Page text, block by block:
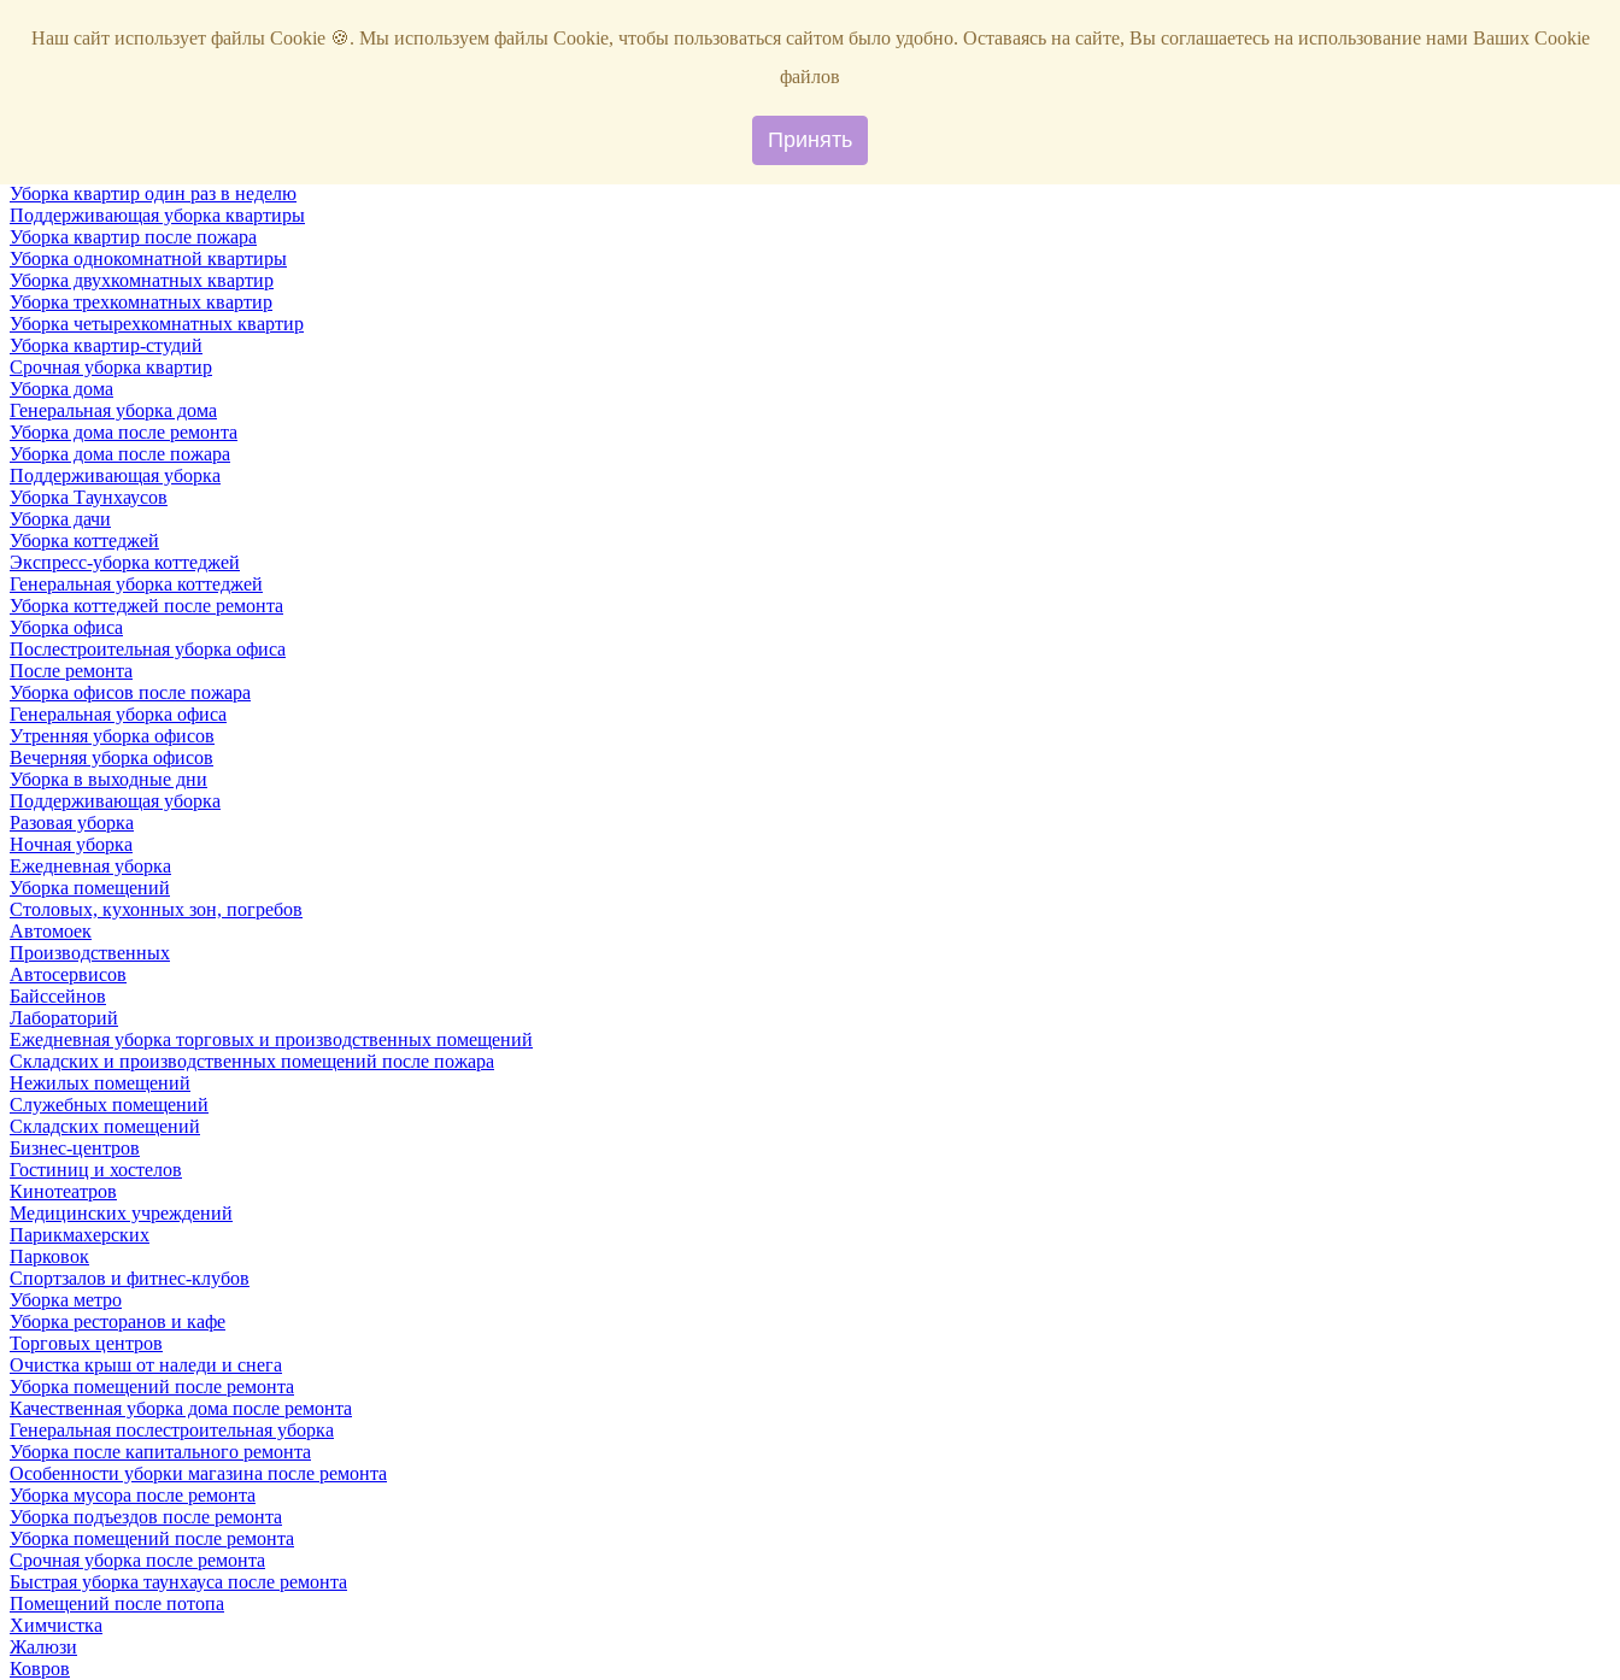
Уборка
Уборка квартир один раз в неделю
Поддерживающая уборка квартиры
Уборка квартир после пожара
Уборка однокомнатной квартиры
Уборка двухкомнатных квартир
Уборка трехкомнатных квартир
Уборка четырехкомнатных квартир
Уборка квартир-студий
Срочная уборка квартир
Уборка дома
Генеральная уборка дома
Уборка дома после ремонта
Уборка дома после пожара
Поддерживающая уборка
Уборка Таунхаусов
Уборка дачи
Уборка коттеджей
Экспресс-уборка коттеджей
Генеральная уборка коттеджей
Уборка коттеджей после ремонта
Уборка офиса
Послестроительная уборка офиса
После ремонта
Уборка офисов после пожара
Генеральная уборка офиса
Утренняя уборка офисов
Вечерняя уборка офисов
Уборка в выходные дни
Поддерживающая уборка
Разовая уборка
Ночная уборка
Ежедневная уборка
Уборка помещений
Столовых, кухонных зон, погребов
Автомоек
Производственных
Автосервисов
Байссейнов
Лабораторий
Ежедневная уборка торговых и производственных помещений
Складских и производственных помещений после пожара
Нежилых помещений
Служебных помещений
Складских помещений
Бизнес-центров
Гостиниц и хостелов
Кинотеатров
Медицинских учреждений
Парикмахерских
Парковок
Спортзалов и фитнес-клубов
Уборка метро
Уборка ресторанов и кафе
Торговых центров
Очистка крыш от наледи и снега
Уборка помещений после ремонта
Качественная уборка дома после ремонта
Генеральная послестроительная уборка
Уборка после капитального ремонта
Особенности уборки магазина после ремонта
Уборка мусора после ремонта
Уборка подъездов после ремонта
Уборка помещений после ремонта
Срочная уборка после ремонта
Быстрая уборка таунхауса после ремонта
Помещений после потопа
Химчистка
Жалюзи
Ковров
Наш сайт использует файлы Cookie 🍪. Мы используем файлы Cookie, чтобы пользоваться сайтом было удобно. Оставаясь на сайте, Вы соглашаетесь на использование нами Ваших Cookie
файлов
Принять